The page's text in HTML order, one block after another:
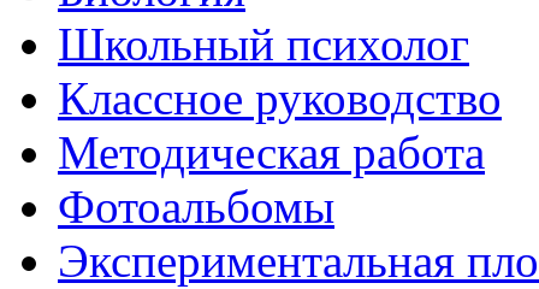
Школьный психолог
Классное руководство
Методическая работа
Фотоальбомы
Экспериментальная